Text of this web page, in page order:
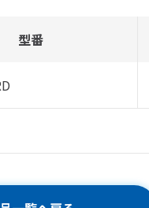
型番